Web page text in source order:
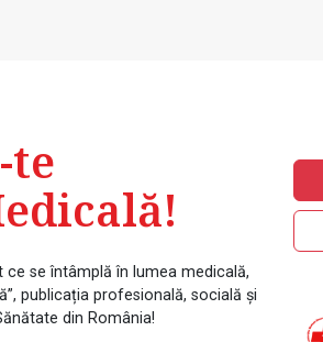
te
se întâmplă în lumea medicală,
publicația profesională, socială și
din România!